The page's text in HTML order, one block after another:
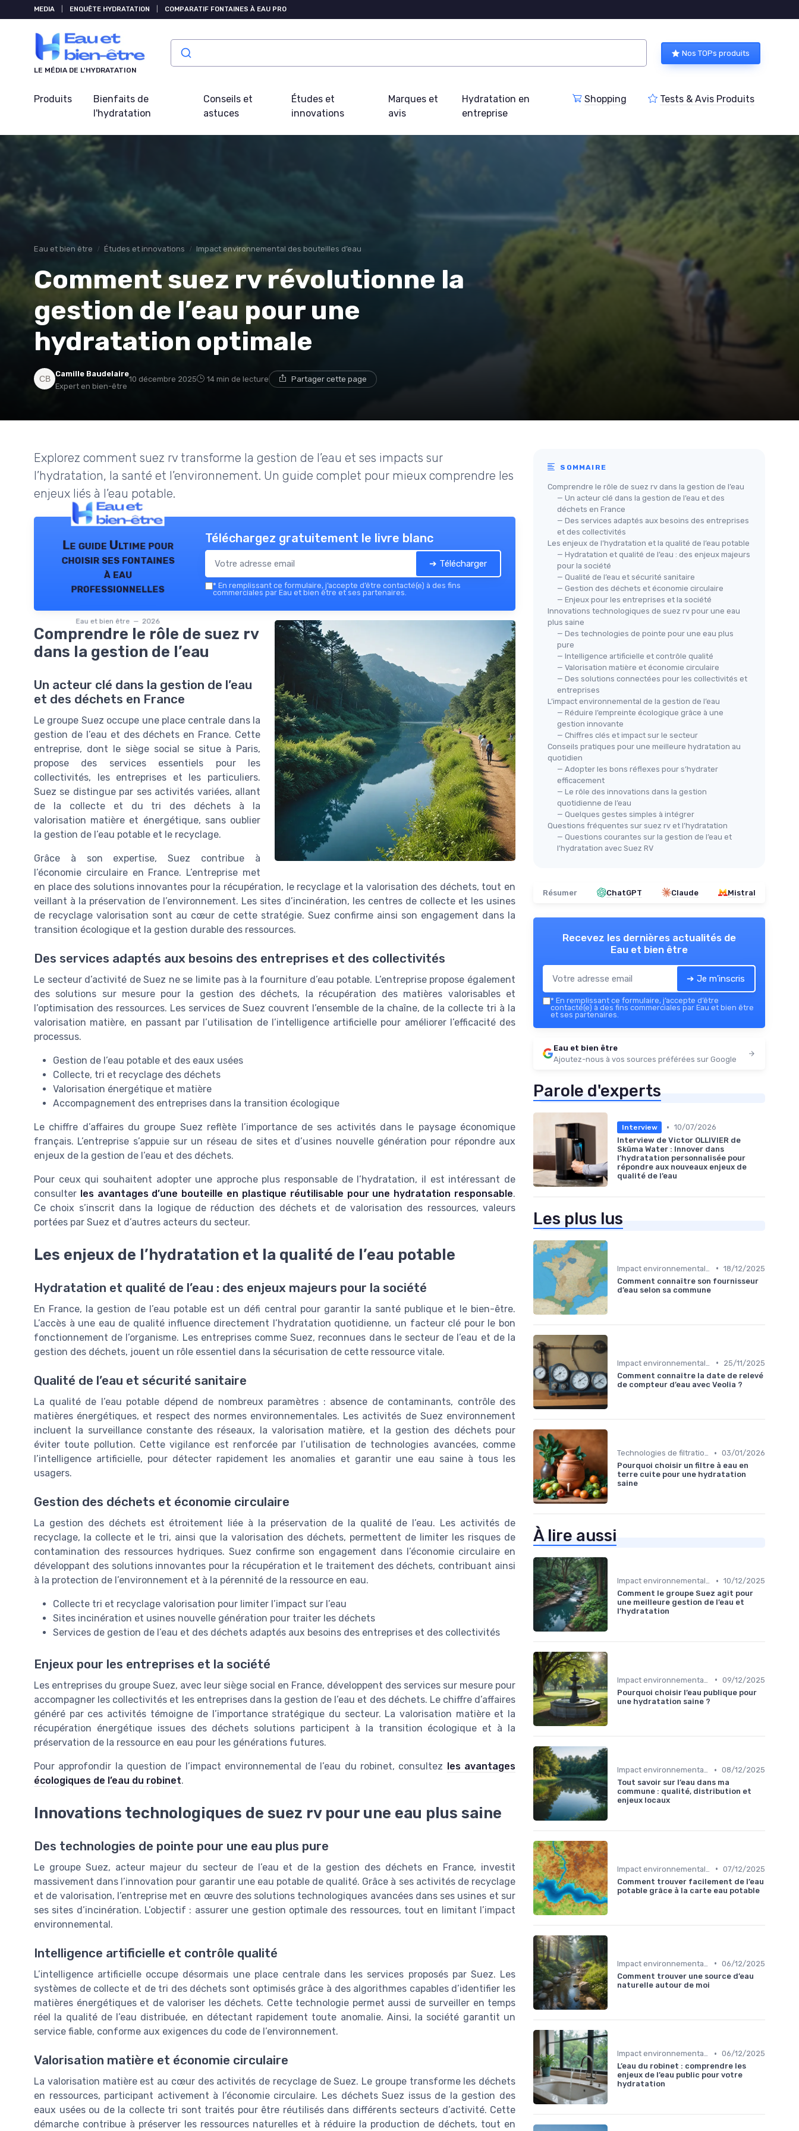
MEDIA ENQUÊTE HYDRATATION COMPARATIF FONTAINES À EAU PRO
LE MÉDIA DE L'HYDRATATION
Nos TOPs produits
Produits
Bienfaits de
l'hydratation
Conseils et
astuces
Études et
innovations
Marques et
avis
Hydratation en
entreprise
Shopping Tests & Avis Produits
Eau et bien être Études et innovations Impact environnemental des bouteilles d’eau
Comment suez rv révolutionne la
gestion de l’eau pour une
hydratation optimale
Camille Baudelaire
Expert en bien-être
10 décembre 2025 14 min de lecture Partager cette page
Explorez comment suez rv transforme la gestion de l’eau et ses impacts sur
l’hydratation, la santé et l’environnement. Un guide complet pour mieux comprendre les
enjeux liés à l’eau potable.
Le guide Ultime pour
choisir ses fontaines
à eau
professionnelles
Eau et bien être — 2026
Téléchargez gratuitement le livre blanc
➔ Télécharger
* En remplissant ce formulaire, j’accepte d’être contacté(e) à des fins
commerciales par Eau et bien être et ses partenaires.
Comprendre le rôle de suez rv
dans la gestion de l’eau
Un acteur clé dans la gestion de l’eau
et des déchets en France
Le groupe Suez occupe une place centrale dans la
gestion de l’eau et des déchets en France. Cette
entreprise, dont le siège social se situe à Paris,
propose des services essentiels pour les
collectivités, les entreprises et les particuliers.
Suez se distingue par ses activités variées, allant
de la collecte et du tri des déchets à la
valorisation matière et énergétique, sans oublier
la gestion de l’eau potable et le recyclage.
Grâce à son expertise, Suez contribue à
l’économie circulaire en France. L’entreprise met
en place des solutions innovantes pour la récupération, le recyclage et la valorisation des déchets, tout en
veillant à la préservation de l’environnement. Les sites d’incinération, les centres de collecte et les usines
de recyclage valorisation sont au cœur de cette stratégie. Suez confirme ainsi son engagement dans la
transition écologique et la gestion durable des ressources.
Des services adaptés aux besoins des entreprises et des collectivités
Le secteur d’activité de Suez ne se limite pas à la fourniture d’eau potable. L’entreprise propose également
des solutions sur mesure pour la gestion des déchets, la récupération des matières valorisables et
l’optimisation des ressources. Les services de Suez couvrent l’ensemble de la chaîne, de la collecte tri à la
valorisation matière, en passant par l’utilisation de l’intelligence artificielle pour améliorer l’efficacité des
processus.
Gestion de l’eau potable et des eaux usées
Collecte, tri et recyclage des déchets
Valorisation énergétique et matière
Accompagnement des entreprises dans la transition écologique
Le chiffre d’affaires du groupe Suez reflète l’importance de ses activités dans le paysage économique
français. L’entreprise s’appuie sur un réseau de sites et d’usines nouvelle génération pour répondre aux
enjeux de la gestion de l’eau et des déchets.
Pour ceux qui souhaitent adopter une approche plus responsable de l’hydratation, il est intéressant de
consulter les avantages d’une bouteille en plastique réutilisable pour une hydratation responsable.
Ce choix s’inscrit dans la logique de réduction des déchets et de valorisation des ressources, valeurs
portées par Suez et d’autres acteurs du secteur.
Les enjeux de l’hydratation et la qualité de l’eau potable
Hydratation et qualité de l’eau : des enjeux majeurs pour la société
En France, la gestion de l’eau potable est un défi central pour garantir la santé publique et le bien-être.
L’accès à une eau de qualité influence directement l’hydratation quotidienne, un facteur clé pour le bon
fonctionnement de l’organisme. Les entreprises comme Suez, reconnues dans le secteur de l’eau et de la
gestion des déchets, jouent un rôle essentiel dans la sécurisation de cette ressource vitale.
Qualité de l’eau et sécurité sanitaire
La qualité de l’eau potable dépend de nombreux paramètres : absence de contaminants, contrôle des
matières énergétiques, et respect des normes environnementales. Les activités de Suez environnement
incluent la surveillance constante des réseaux, la valorisation matière, et la gestion des déchets pour
éviter toute pollution. Cette vigilance est renforcée par l’utilisation de technologies avancées, comme
l’intelligence artificielle, pour détecter rapidement les anomalies et garantir une eau saine à tous les
usagers.
Gestion des déchets et économie circulaire
La gestion des déchets est étroitement liée à la préservation de la qualité de l’eau. Les activités de
recyclage, la collecte et le tri, ainsi que la valorisation des déchets, permettent de limiter les risques de
contamination des ressources hydriques. Suez confirme son engagement dans l’économie circulaire en
développant des solutions innovantes pour la récupération et le traitement des déchets, contribuant ainsi
à la protection de l’environnement et à la pérennité de la ressource en eau.
Collecte tri et recyclage valorisation pour limiter l’impact sur l’eau
Sites incinération et usines nouvelle génération pour traiter les déchets
Services de gestion de l’eau et des déchets adaptés aux besoins des entreprises et des collectivités
Enjeux pour les entreprises et la société
Les entreprises du groupe Suez, avec leur siège social en France, développent des services sur mesure pour
accompagner les collectivités et les entreprises dans la gestion de l’eau et des déchets. Le chiffre d’affaires
généré par ces activités témoigne de l’importance stratégique du secteur. La valorisation matière et la
récupération énergétique issues des déchets solutions participent à la transition écologique et à la
préservation de la ressource en eau pour les générations futures.
Pour approfondir la question de l’impact environnemental de l’eau du robinet, consultez
les avantages
écologiques de l’eau du robinet.
Innovations technologiques de suez rv pour une eau plus saine
Des technologies de pointe pour une eau plus pure
Le groupe Suez, acteur majeur du secteur de l’eau et de la gestion des déchets en France, investit
massivement dans l’innovation pour garantir une eau potable de qualité. Grâce à ses activités de recyclage
et de valorisation, l’entreprise met en œuvre des solutions technologiques avancées dans ses usines et sur
ses sites d’incinération. L’objectif : assurer une gestion optimale des ressources, tout en limitant l’impact
environnemental.
Intelligence artificielle et contrôle qualité
L’intelligence artificielle occupe désormais une place centrale dans les services proposés par Suez. Les
systèmes de collecte et de tri des déchets sont optimisés grâce à des algorithmes capables d’identifier les
matières énergétiques et de valoriser les déchets. Cette technologie permet aussi de surveiller en temps
réel la qualité de l’eau distribuée, en détectant rapidement toute anomalie. Ainsi, la société garantit un
service fiable, conforme aux exigences du code de l’environnement.
Valorisation matière et économie circulaire
La valorisation matière est au cœur des activités de recyclage de Suez. Le groupe transforme les déchets
en ressources, participant activement à l’économie circulaire. Les déchets Suez issus de la gestion des
eaux usées ou de la collecte tri sont traités pour être réutilisés dans différents secteurs d’activité. Cette
démarche contribue à préserver les ressources naturelles et à réduire la production de déchets, tout en
SOMMAIRE
Comprendre le rôle de suez rv dans la gestion de l’eau
— Un acteur clé dans la gestion de l’eau et des
déchets en France
— Des services adaptés aux besoins des entreprises
et des collectivités
Les enjeux de l’hydratation et la qualité de l’eau potable
— Hydratation et qualité de l’eau : des enjeux majeurs
pour la société
— Qualité de l’eau et sécurité sanitaire
— Gestion des déchets et économie circulaire
— Enjeux pour les entreprises et la société
Innovations technologiques de suez rv pour une eau
plus saine
— Des technologies de pointe pour une eau plus
pure
— Intelligence artificielle et contrôle qualité
— Valorisation matière et économie circulaire
— Des solutions connectées pour les collectivités et
entreprises
L’impact environnemental de la gestion de l’eau
— Réduire l’empreinte écologique grâce à une
gestion innovante
— Chiffres clés et impact sur le secteur
Conseils pratiques pour une meilleure hydratation au
quotidien
— Adopter les bons réflexes pour s’hydrater
efficacement
— Le rôle des innovations dans la gestion
quotidienne de l’eau
— Quelques gestes simples à intégrer
Questions fréquentes sur suez rv et l’hydratation
— Questions courantes sur la gestion de l’eau et
l’hydratation avec Suez RV
Résumer ChatGPT Claude Mistral
Recevez les dernières actualités de
Eau et bien être
➔ Je m'inscris
* En remplissant ce formulaire, j’accepte d’être
contacté(e) à des fins commerciales par Eau et bien être
et ses partenaires.
Eau et bien être
Ajoutez-nous à vos sources préférées sur Google
Parole d'experts
Interview • 10/07/2026
Interview de Victor OLLIVIER de
Sküma Water : Innover dans
l’hydratation personnalisée pour
répondre aux nouveaux enjeux de
qualité de l’eau
Les plus lus
• 18/12/2025
Comment connaître son fournisseur
d’eau selon sa commune
•
25/11/2025
Comment connaître la date de relevé
de compteur d’eau avec Veolia ?
Technologies de filtration • 03/01/2026
Pourquoi choisir un filtre à eau en
terre cuite pour une hydratation
saine
À lire aussi
Impact environnemental des bouteilles d’eau • 10/12/2025
Comment le groupe Suez agit pour
une meilleure gestion de l’eau et
l’hydratation
• 09/12/2025
Pourquoi choisir l’eau publique pour
une hydratation saine ?
Impact environnemental des bouteilles d’eau • 08/12/2025
Tout savoir sur l’eau dans ma
commune : qualité, distribution et
enjeux locaux
• 07/12/2025
Comment trouver facilement de l’eau
potable grâce à la carte eau potable
• 06/12/2025
Comment trouver une source d’eau
naturelle autour de moi
Impact environnemental des bouteilles d’eau • 06/12/2025
L’eau du robinet : comprendre les
enjeux de l’eau public pour votre
hydratation
Panneau de gestion des cookies